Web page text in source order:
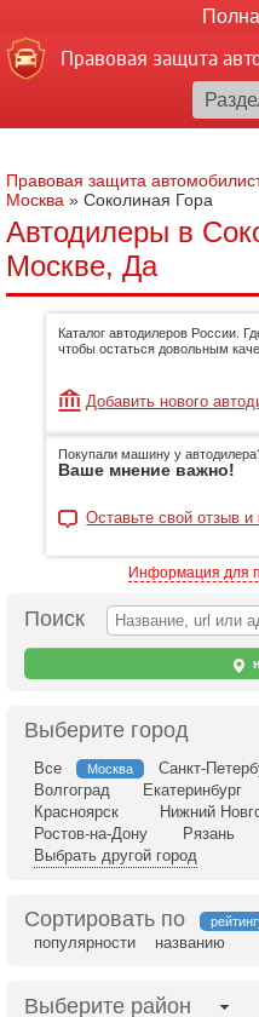
Правовая защита
Правовая защита
Москва » Соколиная Гора
Автодилеры в
Москве, Да
Каталог автодилеров России.
чтобы остаться довольным
Добавить нового
Покупали машину у
Ваше мнение важно!
Оставьте свой отзыв и
Информация для
Поиск
Выберите город
Все Москва Санкт-
Волгоград
Екатеринбург
Красноярск
Нижний
Ростов-на-Дону
Рязань
Выбрать другой город
Сортировать по
популярности
названию
Выберите район